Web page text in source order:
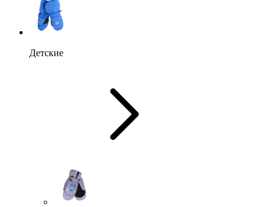
Детские